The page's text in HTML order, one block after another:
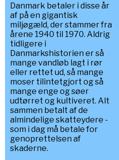
Danmark betaler i disse år
af på en gigantisk
miljøgæld, der stammer fra
årene 1940 til 1970. Aldrig
tidligere i
Danmarkshistorien er så
mange vandløb lagt i rør
eller rettet ud, så mange
moser tilintetgjort og så
mange enge og søer
udtørret og kultiveret. Alt
sammen betalt af de
almindelige skatteydere -
som i dag må betale for
genoprettelsen af
skaderne.